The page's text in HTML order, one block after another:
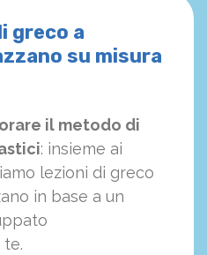
greco a
su misura
il metodo di
: insieme ai
lezioni di greco
in base a un